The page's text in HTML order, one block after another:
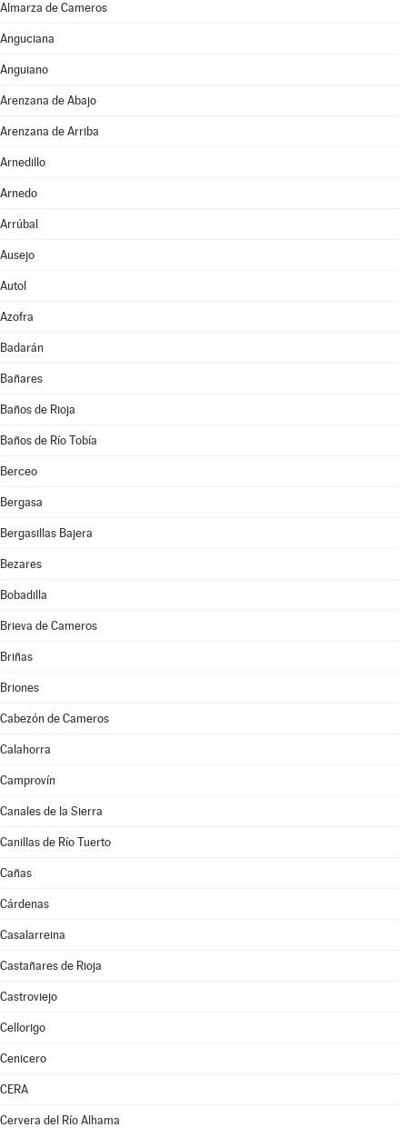
Almarza de Cameros
Anguciana
Anguiano
Arenzana de Abajo
Arenzana de Arriba
Arnedillo
Arnedo
Arrúbal
Ausejo
Autol
Azofra
Badarán
Bañares
Baños de Rioja
Baños de Río Tobía
Berceo
Bergasa
Bergasillas Bajera
Bezares
Bobadilla
Brieva de Cameros
Briñas
Briones
Cabezón de Cameros
Calahorra
Camprovín
Canales de la Sierra
Canillas de Río Tuerto
Cañas
Cárdenas
Casalarreina
Castañares de Rioja
Castroviejo
Cellorigo
Cenicero
CERA
Cervera del Río Alhama